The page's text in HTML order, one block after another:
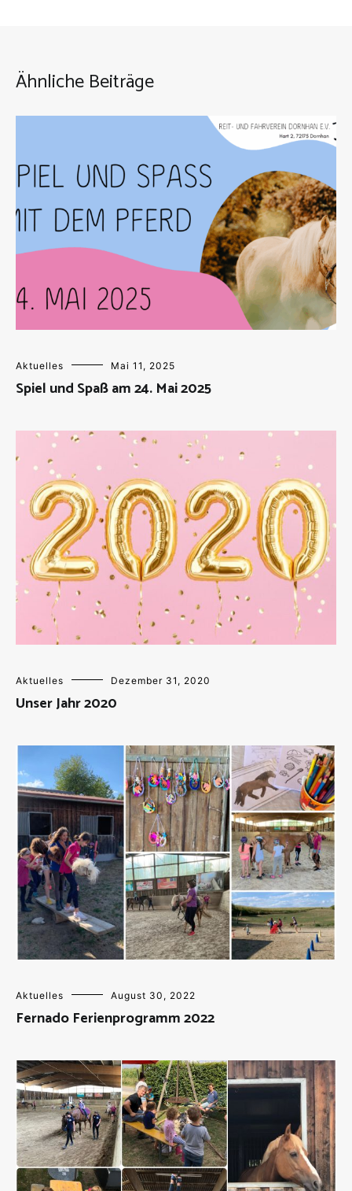
Ähnliche Beiträge
Aktuelles Mai 11, 2025
Spiel und Spaß am 24. Mai 2025
Aktuelles Dezember 31, 2020
Unser Jahr 2020
Aktuelles August 30, 2022
Fernado Ferienprogramm 2022